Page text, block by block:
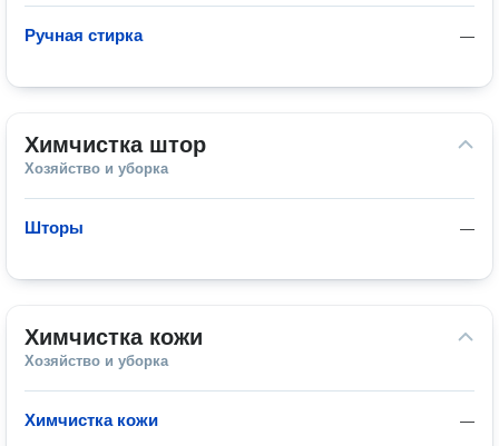
—
Ручная стирка
Химчистка штор
Хозяйство и уборка
—
Шторы
Химчистка кожи
Хозяйство и уборка
—
Химчистка кожи